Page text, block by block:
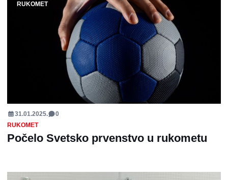
RUKOMET
31.01.2025.
0
RUKOMET
Počelo Svetsko prvenstvo u rukometu